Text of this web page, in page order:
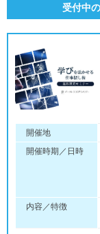
受付中
開催地
開催時期／日時
内容／特徴